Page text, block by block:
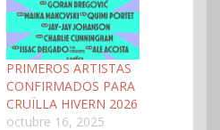
PRIMEROS ARTISTAS
CONFIRMADOS PARA
CRUÏLLA HIVERN 2026
octubre 16, 2025